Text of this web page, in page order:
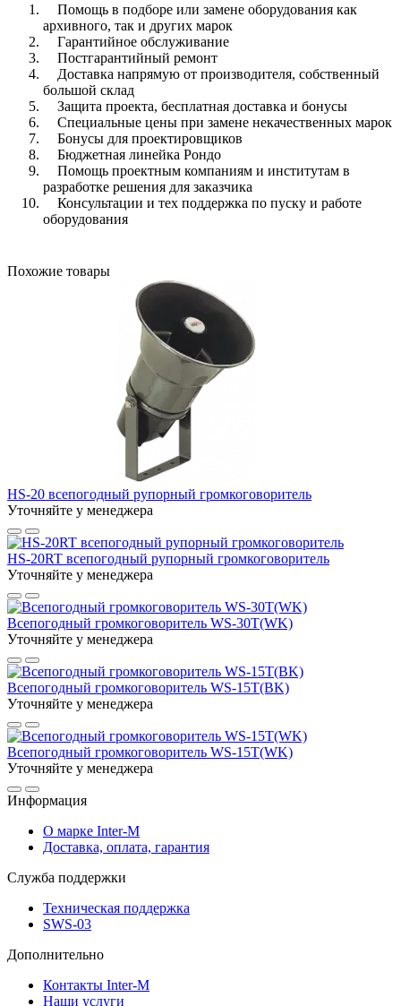
Помощь в подборе или замене оборудования как
архивного, так и других марок
Гарантийное обслуживание
Постгарантийный ремонт
Доставка напрямую от производителя, собственный
большой склад
Защита проекта, бесплатная доставка и бонусы
Специальные цены при замене некачественных марок
Бонусы для проектировщиков
Бюджетная линейка Рондо
Помощь проектным компаниям и институтам в
разработке решения для заказчика
Консультации и тех поддержка по пуску и работе
оборудования
Похожие товары
HS-20 всепогодный рупорный громкоговоритель
Уточняйте у менеджера
HS-20RT всепогодный рупорный громкоговоритель
Уточняйте у менеджера
Всепогодный громкоговоритель WS-30T(WK)
Уточняйте у менеджера
Всепогодный громкоговоритель WS-15T(BK)
Уточняйте у менеджера
Всепогодный громкоговоритель WS-15T(WK)
Уточняйте у менеджера
Информация
О марке Inter-M
Доставка, оплата, гарантия
Служба поддержки
Техническая поддержка
SWS-03
Дополнительно
Контакты Inter-M
Наши услуги